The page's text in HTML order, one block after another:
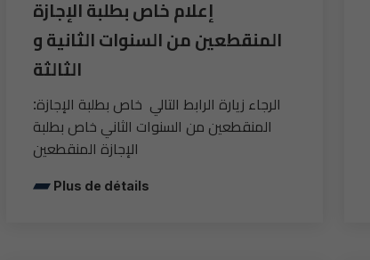
إعلام خاص بطلبة الإجازة
المنقطعين من السنوات الثانية و
الثالثة
:الرجاء زيارة الرابط التالي خاص بطلبة الإجازة
المنقطعين من السنوات الثاني خاص بطلبة
الإجازة المنقطعين
Plus de détails